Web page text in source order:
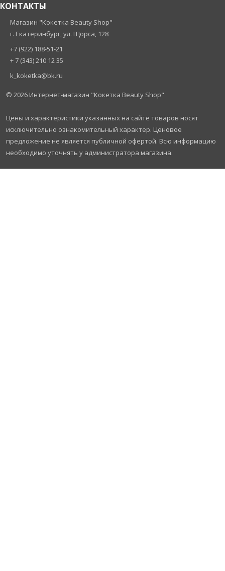
КОНТАКТЫ
Магазин "Кокетка Beauty Shop"
г. Екатеринбург, ул. Щорса, 128
+7 (922) 188-51-21
+ 7 (343) 210 12 35
k_koketka@bk.ru
© 2026 Интернет-магазин "Кокетка Beauty Shop"
Цены и характеристики указанных на сайте товаров носят
исключительно ознакомительный характер. Ценовое
предложение не является публичной офертой. Всю информацию
необходимо уточнять у администратора магазина.